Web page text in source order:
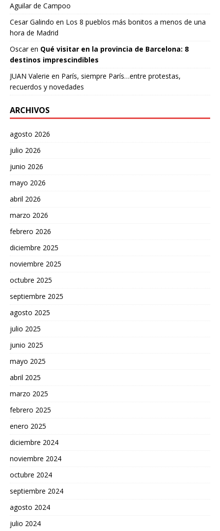
Aguilar de Campoo
Cesar Galindo en Los 8 pueblos más bonitos a menos de una
hora de Madrid
Oscaren Qué visitar en la provincia de Barcelona: 8
destinos imprescindibles
JUAN Valerie en París, siempre París…entre protestas,
recuerdos y novedades
ARCHIVOS
agosto 2026
julio 2026
junio 2026
mayo 2026
abril 2026
marzo 2026
febrero 2026
diciembre 2025
noviembre 2025
octubre 2025
septiembre 2025
agosto 2025
julio 2025
junio 2025
mayo 2025
abril 2025
marzo 2025
febrero 2025
enero 2025
diciembre 2024
noviembre 2024
octubre 2024
septiembre 2024
agosto 2024
julio 2024